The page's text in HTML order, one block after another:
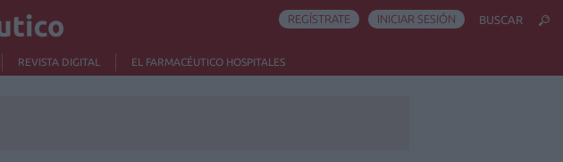
REVISTA DIGITAL EL FARMACÉUTICO HOSPITALES
REGÍSTRATE INICIAR SESIÓN BUSCAR